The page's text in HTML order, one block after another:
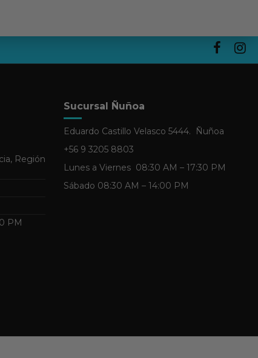
Región
PM
Sucursal Ñuñoa
Eduardo Castillo Velasco 5444. Ñuñoa
+56 9 3205 8803
Lunes a Viernes 08:30 AM – 17:30 PM
Sábado 08:30 AM – 14:00 PM